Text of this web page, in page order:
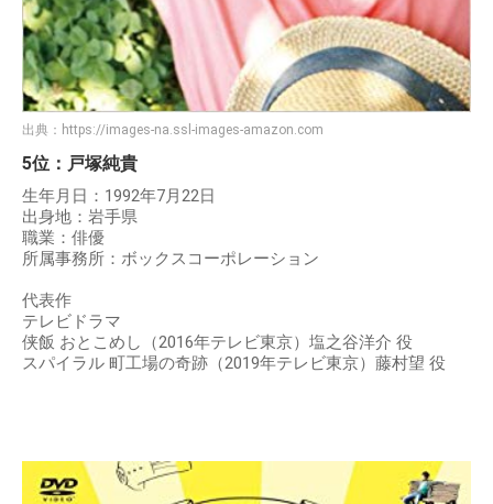
出典： https://images-na.ssl-images-amazon.com
5位：戸塚純貴
生年月日：1992年7月22日
出身地：岩手県
職業：俳優
所属事務所：ボックスコーポレーション
代表作
テレビドラマ
侠飯 おとこめし（2016年テレビ東京）塩之谷洋介 役
スパイラル 町工場の奇跡（2019年テレビ東京）藤村望 役